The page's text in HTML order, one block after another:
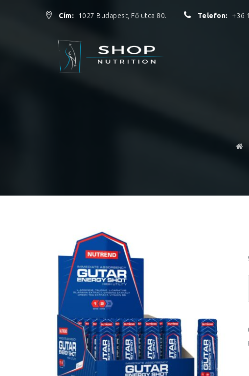
Cím: 1027 Budapest, Fő utca 80. Telefon: +36